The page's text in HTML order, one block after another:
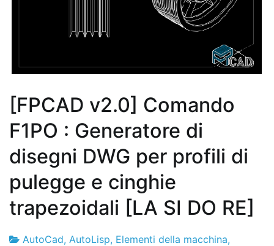
[FPCAD v2.0] Comando
F1PO : Generatore di
disegni DWG per profili di
pulegge e cinghie
trapezoidali [LA SI DO RE]
AutoCad, AutoLisp, Elementi della macchina,